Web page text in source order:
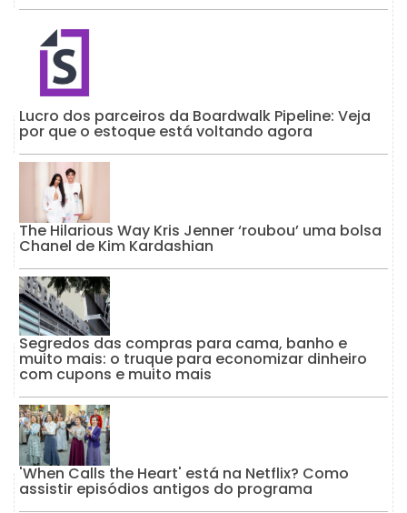
Lucro dos parceiros da Boardwalk Pipeline: Veja
por que o estoque está voltando agora
The Hilarious Way Kris Jenner ‘roubou’ uma bolsa
Chanel de Kim Kardashian
Segredos das compras para cama, banho e
muito mais: o truque para economizar dinheiro
com cupons e muito mais
'When Calls the Heart' está na Netflix? Como
assistir episódios antigos do programa